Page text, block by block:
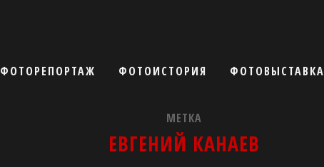
ФОТОРЕПОРТАЖ ФОТОИСТОРИЯ ФОТОВЫСТАВКА
МЕТКА
ЕВГЕНИЙ КАНАЕВ